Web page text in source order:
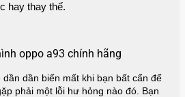
hay thay thế.
oppo a93 chính hãng
dần biến mất khi bạn bất cẩn để
phải một lỗi hư hỏng nào đó. Bạn